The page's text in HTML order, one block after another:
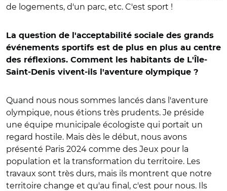
de logements, d'un parc, etc. C'est sport !
La question de l'acceptabilité sociale des grands
événements sportifs est de plus en plus au centre
des réflexions. Comment les habitants de L'Île-
Saint-Denis vivent-ils l'aventure olympique ?
Quand nous nous sommes lancés dans l'aventure
olympique, nous étions très prudents. Je préside
une équipe municipale écologiste qui portait un
regard hostile. Mais dès le début, nous avons
présenté Paris 2024 comme des Jeux pour la
population et la transformation du territoire. Les
travaux sont très durs, mais ils montrent que notre
territoire change et qu'au final, c'est pour nous. Ils